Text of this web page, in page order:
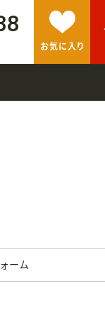
お気に入り
ーム